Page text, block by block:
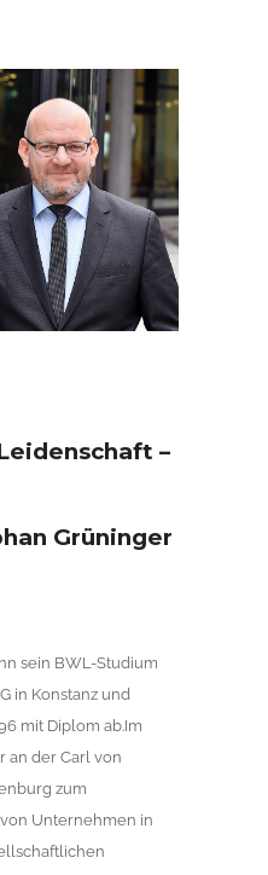
–
Grüninger
sein BWL-Studium
in Konstanz und
mit Diplom ab.Im
an der Carl von
zum
Unternehmen in